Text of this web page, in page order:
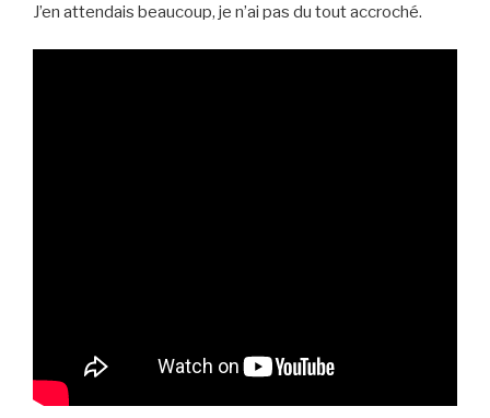
J’en attendais beaucoup, je n’ai pas du tout accroché.